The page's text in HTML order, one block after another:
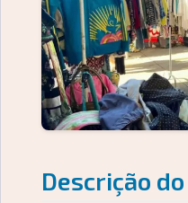
Descrição